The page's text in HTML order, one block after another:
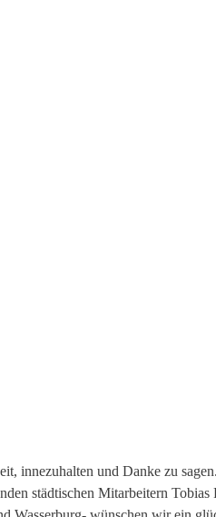
innezuhalten und Danke zu
städtischen Mitarbeitern